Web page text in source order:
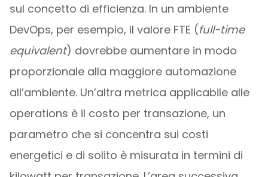
sul concetto di efficienza. In un ambiente
DevOps, per esempio, il valore FTE (full-time
equivalent) dovrebbe aumentare in modo
proporzionale alla maggiore automazione
all’ambiente. Un’altra metrica applicabile alle
operations è il costo per transazione, un
parametro che si concentra sui costi
energetici e di solito è misurata in termini di